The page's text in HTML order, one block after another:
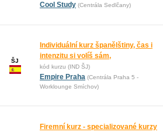
Cool Study (Centrála Sedlčany)
ŠJ
Individuální kurz španělštiny, čas i
intenzitu si volíš sám,
kód kurzu (IND ŠJ)
Empire Praha (Centrála Praha 5 -
Worklounge Smíchov)
Firemní kurz - specializované kurzy